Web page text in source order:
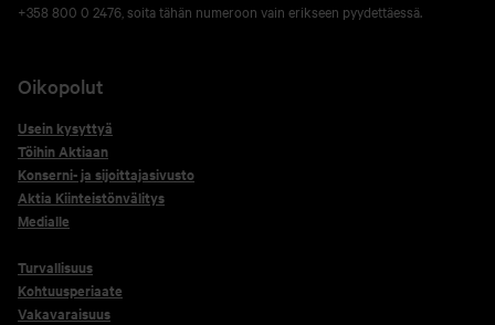
+358 800 0 2476, soita tähän numeroon vain erikseen pyydettäessä.
Oikopolut
Usein kysyttyä
Töihin Aktiaan
Konserni- ja sijoittajasivusto
Aktia Kiinteistönvälitys
Medialle
Turvallisuus
Kohtuusperiaate
Vakavaraisuus